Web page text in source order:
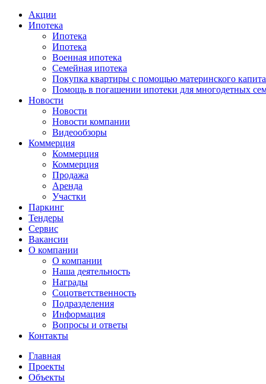
Акции
Ипотека
Ипотека
Ипотека
Военная ипотека
Семейная ипотека
Покупка квартиры с помощью материнского
Помощь в погашении ипотеки для многодетных
Новости
Новости
Новости компании
Видеообзоры
Коммерция
Коммерция
Коммерция
Продажа
Аренда
Участки
Паркинг
Тендеры
Сервис
Вакансии
О компании
О компании
Наша деятельность
Награды
Соцответственность
Подразделения
Информация
Вопросы и ответы
Контакты
Главная
Проекты
Объекты